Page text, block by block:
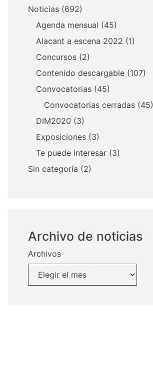
Noticias (692)
Agenda mensual (45)
Alacant a escena 2022 (1)
Concursos (2)
Contenido descargable (107)
Convocatorias (45)
Convocatorias cerradas (45)
DIM2020 (3)
Exposiciones (3)
Te puede interesar (3)
Sin categoría (2)
Archivo de noticias
Archivos